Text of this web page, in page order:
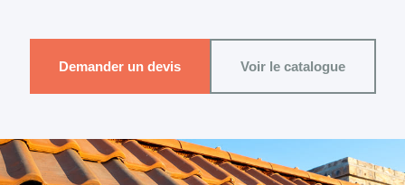
Demander un devis Voir le catalogue